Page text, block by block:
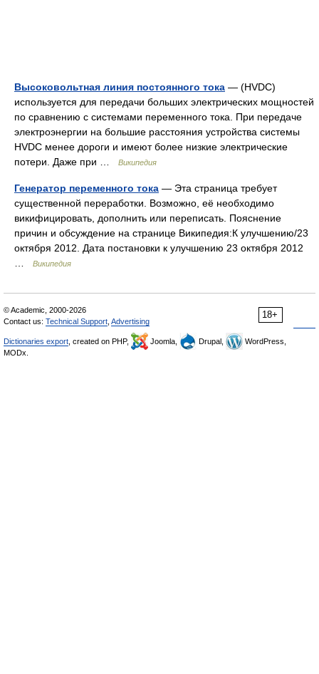
Высоковольтная линия постоянного тока — (HVDC)
используется для передачи больших электрических мощностей
по сравнению с системами переменного тока. При передаче
электроэнергии на большие расстояния устройства системы
HVDC менее дороги и имеют более низкие электрические
потери. Даже при …
Википедия
Генератор переменного тока — Эта страница требует
существенной переработки. Возможно, её необходимо
викифицировать, дополнить или переписать. Пояснение
причин и обсуждение на странице Википедия:К улучшению/23
октября 2012. Дата постановки к улучшению 23 октября 2012
Википедия
18+
© Academic, 2000-2026
Contact us: Technical Support Advertising
Dictionaries export , created on PHP, Joomla, Drupal,
WordPress,
MODx.